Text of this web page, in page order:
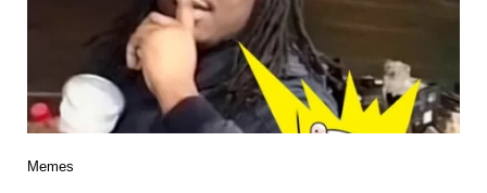
Memes